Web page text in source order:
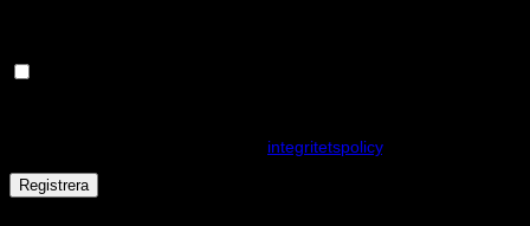
integritetspolicy.
Registrera